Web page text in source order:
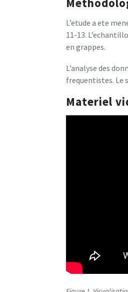
L’etude a ete
11-13.
en grappes.
L’analyse des
frequentistes. Le
Materiel